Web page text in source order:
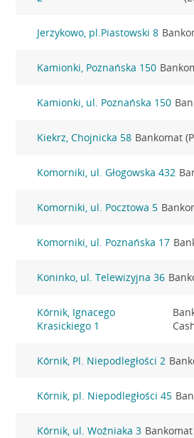
Jerzykowo, pl.Piastowski 8
Kamionki, Poznańska 150
Kamionki, ul. Poznańska 150
Kiekrz, Chojnicka 58 Bankomat
Komorniki, ul. Głogowska 432
Komorniki, ul. Pocztowa 5
Komorniki, ul. Poznańska 17
Koninko, ul. Telewizyjna 36
Kórnik, Ignacego
Krasickiego 1
Kórnik, Pl. Niepodległości 2
Kórnik, pl. Niepodległości 45
Kórnik, ul. Woźniaka 3